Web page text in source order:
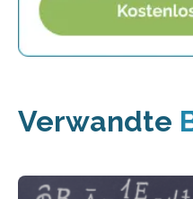
Verwandte